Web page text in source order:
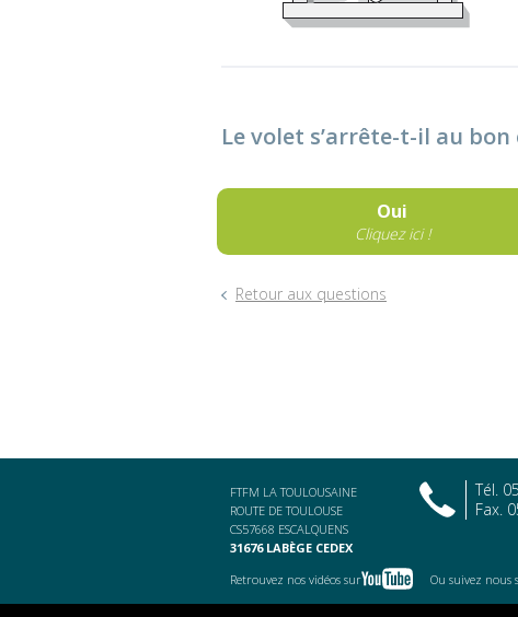
Le volet s’arrête-t-il au
Oui
Cliquez ici !
Retour aux questions
FTFM LA TOULOUSAINE
ROUTE DE TOULOUSE
CS57668 ESCALQUENS
31676 LABÈGE CEDEX
Tél.
Fax.
Retrouvez nos vidéos sur Ou suivez nous